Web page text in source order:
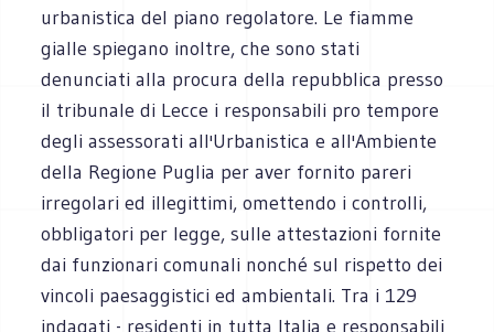
urbanistica del piano regolatore. Le fiamme
gialle spiegano inoltre, che sono stati
denunciati alla procura della repubblica presso
il tribunale di Lecce i responsabili pro tempore
degli assessorati all'Urbanistica e all'Ambiente
della Regione Puglia per aver fornito pareri
irregolari ed illegittimi, omettendo i controlli,
obbligatori per legge, sulle attestazioni fornite
dai funzionari comunali nonché sul rispetto dei
vincoli paesaggistici ed ambientali. Tra i 129
indagati - residenti in tutta Italia e responsabili